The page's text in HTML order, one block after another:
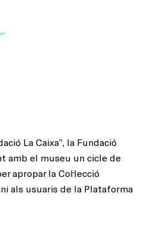
La Caixa”, la Fundació
amb el museu un cicle de
apropar la Col·lecció
als usuaris de la Plataforma